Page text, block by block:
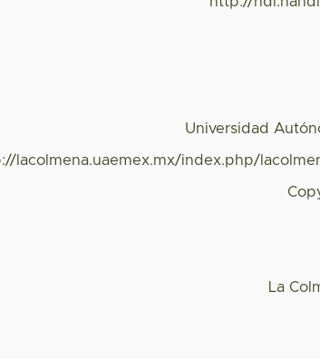
Universidad
lacolmena.uaemex.mx/index.php/
La